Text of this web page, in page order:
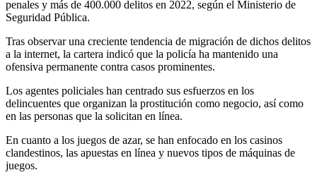
penales y más de 400.000 delitos en 2022, según el Ministerio de
Seguridad Pública.
Tras observar una creciente tendencia de migración de dichos delitos
a la internet, la cartera indicó que la policía ha mantenido una
ofensiva permanente contra casos prominentes.
Los agentes policiales han centrado sus esfuerzos en los
delincuentes que organizan la prostitución como negocio, así como
en las personas que la solicitan en línea.
En cuanto a los juegos de azar, se han enfocado en los casinos
clandestinos, las apuestas en línea y nuevos tipos de máquinas de
juegos.